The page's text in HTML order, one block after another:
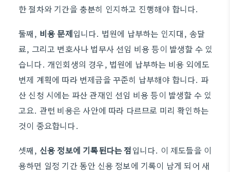
한 절차와 기간을 충분히 인지하고 진행해야 합니다.
둘째, 비용 문제입니다. 법원에 납부하는 인지대, 송달
료, 그리고 변호사나 법무사 선임 비용 등이 발생할 수 있
습니다. 개인회생의 경우, 법원에 납부하는 비용 외에도
변제 계획에 따라 변제금을 꾸준히 납부해야 합니다. 파
산 신청 시에는 파산 관재인 선임 비용 등이 발생할 수 있
고요. 관련 비용은 사안에 따라 다르므로 미리 확인하는
것이 중요합니다.
셋째, 신용 정보에 기록된다는 점입니다. 이 제도들을 이
용하면 일정 기간 동안 신용 정보에 기록이 남게 되어 새